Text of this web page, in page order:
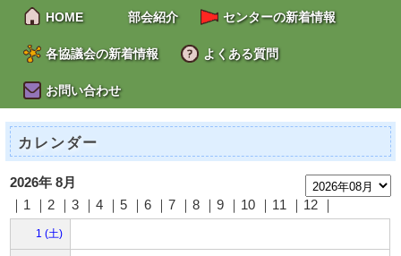
HOME 部会紹介 センターの新着情報
各協議会の新着情報 よくある質問
お問い合わせ
カレンダー
2026年 8月
｜1 ｜2 ｜3 ｜4 ｜5 ｜6 ｜7 ｜8 ｜9 10 11 12
1 (土)